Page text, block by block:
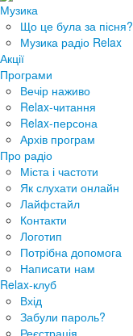
Музика
Що це була за пісня?
Музика радіо Relax
Акції
Програми
Вечір наживо
Relax-читання
Relax-персона
Архів програм
Про радіо
Міста і частоти
Як слухати онлайн
Лайфстайл
Контакти
Логотип
Потрібна допомога
Написати нам
Relax-клуб
Вхід
Забули пароль?
Реєстрація